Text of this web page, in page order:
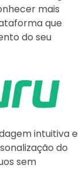
mais
que
do seu
intuitiva e
do
sem